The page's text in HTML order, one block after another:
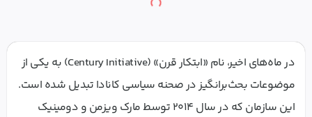
در ماه‌های اخیر، نام «ابتکار قرن» (Century Initiative) به یکی از
موضوعات بحث‌برانگیز در صحنه سیاسی کانادا تبدیل شده است.
این سازمان که در سال ۲۰۱۴ توسط مارک ویزمن و دومینیک